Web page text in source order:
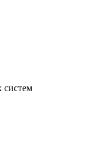
систем